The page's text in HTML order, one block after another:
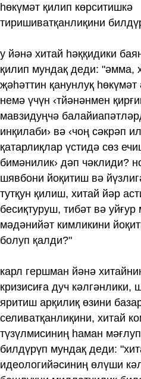
һөкүмәт қилип көрситишкә
тиришиватқанлиқини
у йәнә хитай һәққидики
қилип мундақ деди: "әмма,
җәһәттин қанунлуқ
немә үчүн ‹тйәнәнмен
мавзидуңчә
инқилаби› вә ‹чоң сәкрәп
қатарлиқлар үстидә сөз
бимәнилик› дәп чәклиди?
шявбони йоқитиш вә
тутқун қилиш, хитай йәр
бесиқтуруш, тибәт вә
мәдәнийәт кимликини
болуп қалди?"
карл гершман йәнә
кризисиға дуч
яритиш арқилиқ өзини
селиватқанлиқини, хитай
түзүлмисиниң һаман
билдүрүп мундақ деди:
идеологийәсиниң өлүши